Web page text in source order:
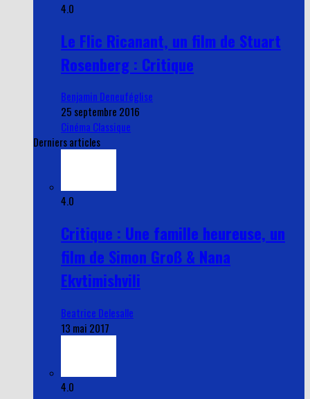
4.0
Le Flic Ricanant, un film de Stuart
Rosenberg : Critique
Benjamin Deneuféglise
25 septembre 2016
Cinéma Classique
Derniers articles
4.0
Critique : Une famille heureuse, un
film de Simon Groß & Nana
Ekvtimishvili
Beatrice Delesalle
13 mai 2017
4.0